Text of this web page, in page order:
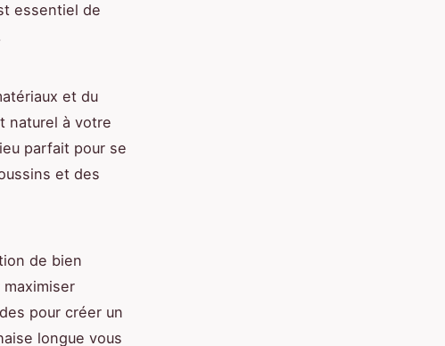
essentiel de
et du
naturel à votre
parfait pour se
et des
de bien
pour créer un
longue vous